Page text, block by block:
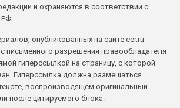
и охраняются в соответствии с
РФ.
опубликованных на сайте eer.ru
письменного разрешения правообладателя
гиперссылкой на страницу, с которой
Гиперссылка должна размещаться
воспроизводящем оригинальный
после цитируемого блока.